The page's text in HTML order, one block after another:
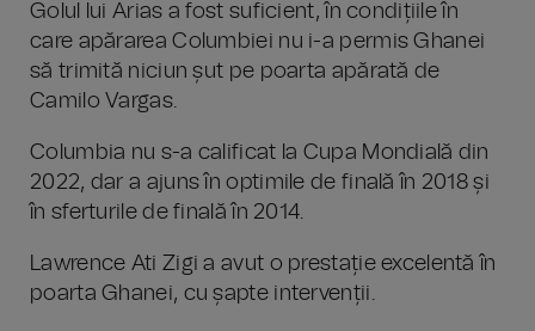
Golul lui Arias a fost suficient, în condițiile în
care apărarea Columbiei nu i-a permis Ghanei
să trimită niciun șut pe poarta apărată de
Camilo Vargas.
Columbia nu s-a calificat la Cupa Mondială din
2022, dar a ajuns în optimile de finală în 2018 și
în sferturile de finală în 2014.
Lawrence Ati Zigi a avut o prestație excelentă în
poarta Ghanei, cu șapte intervenții.